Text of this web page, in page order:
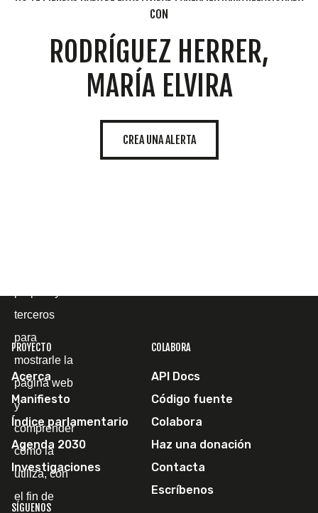
CON
RODRÍGUEZ HERRER,
MARÍA ELVIRA
CREA UNA ALERTA
PROYECTO
Acerca
Manifiesto
Índice parlamentario
Agenda 2030
Investigaciones
COLABORA
API Docs
Código fuente
Colabora
Haz una donación
Contacta
Escríbenos
SÍGUENOS
terceros
para
mostrarle la
página web
y
comprender
cómo la
utiliza, con
el fin de